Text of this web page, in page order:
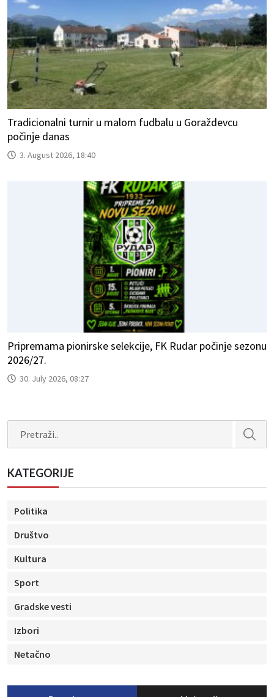
Tradicionalni turnir u malom fudbalu u Goraždevcu
počinje danas
3. August 2026, 18:40
Pripremama pionirske selekcije, FK Rudar počinje sezonu
2026/27.
30. July 2026, 08:27
KATEGORIJE
Politika
Društvo
Kultura
Sport
Gradske vesti
Izbori
Netačno